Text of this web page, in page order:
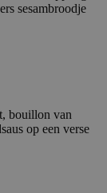
sesambroodje
bouillon van
op een verse